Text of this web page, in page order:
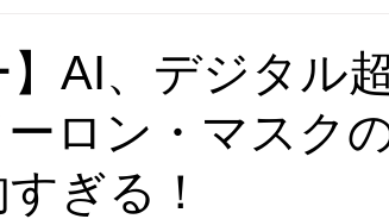
携帯料金 AI 自然栽培 シュ
】AI、デジタル
ロン・マスク
ぎる！